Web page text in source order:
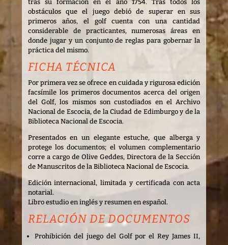
tras su formación en el año 1754. Tras todos los
obstáculos que el juego debió de superar en sus
primeros años, el golf cuenta con una cantidad
considerable de practicantes, numerosas áreas en
donde jugar y un conjunto de reglas para gobernar la
práctica del mismo.
FICHA TÉCNICA
Por primera vez se ofrece en cuidada y rigurosa edición
facsímile los primeros documentos acerca del origen
del Golf, los mismos son custodiados en el Archivo
Nacional de Escocia, de la Ciudad de Edimburgo y de la
Biblioteca Nacional de Escocia.
Presentados en un elegante estuche, que alberga y
protege los documentos; el volumen complementario
corre a cargo de Olive Geddes, Directora de la Sección
de Manuscritos de la Biblioteca Nacional de Escocia.
Edición internacional, limitada y certificada con acta
notarial.
Libro estudio en inglés y resumen en español.
RELACIÓN DE DOCUMENTOS
Prohibición del juego del Golf por el Rey James II,